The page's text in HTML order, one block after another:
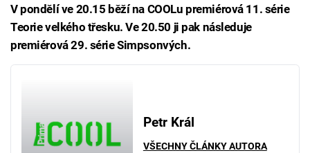
V pondělí ve 20.15 běží na COOLu premiérová 11. série
Teorie velkého třesku. Ve 20.50 ji pak následuje
premiérová 29. série Simpsonvých.
Petr Král
VŠECHNY ČLÁNKY AUTORA